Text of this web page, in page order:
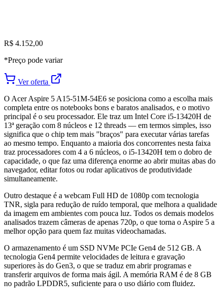
R$ 4.152,00
*Preço pode variar
Ver oferta
O Acer Aspire 5 A15-51M-54E6 se posiciona como a escolha mais
completa entre os notebooks bons e baratos analisados, e o motivo
principal é o seu processador. Ele traz um Intel Core i5-13420H de
13ª geração com 8 núcleos e 12 threads — em termos simples, isso
significa que o chip tem mais "braços" para executar várias tarefas
ao mesmo tempo. Enquanto a maioria dos concorrentes nesta faixa
traz processadores com 4 a 6 núcleos, o i5-13420H tem o dobro de
capacidade, o que faz uma diferença enorme ao abrir muitas abas do
navegador, editar fotos ou rodar aplicativos de produtividade
simultaneamente.
Outro destaque é a webcam Full HD de 1080p com tecnologia
TNR, sigla para redução de ruído temporal, que melhora a qualidade
da imagem em ambientes com pouca luz. Todos os demais modelos
analisados trazem câmeras de apenas 720p, o que torna o Aspire 5 a
melhor opção para quem faz muitas videochamadas.
O armazenamento é um SSD NVMe PCIe Gen4 de 512 GB. A
tecnologia Gen4 permite velocidades de leitura e gravação
superiores às do Gen3, o que se traduz em abrir programas e
transferir arquivos de forma mais ágil. A memória RAM é de 8 GB
no padrão LPDDR5, suficiente para o uso diário com fluidez.